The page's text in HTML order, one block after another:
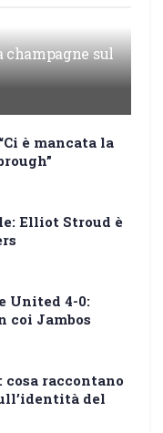
sul
è mancata la
Elliot Stroud è
United 4-0:
coi Jambos
raccontano
del